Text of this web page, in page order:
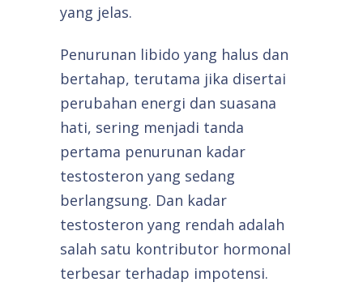
yang jelas.
Penurunan libido yang halus dan
bertahap, terutama jika disertai
perubahan energi dan suasana
hati, sering menjadi tanda
pertama penurunan kadar
testosteron yang sedang
berlangsung. Dan kadar
testosteron yang rendah adalah
salah satu kontributor hormonal
terbesar terhadap impotensi.